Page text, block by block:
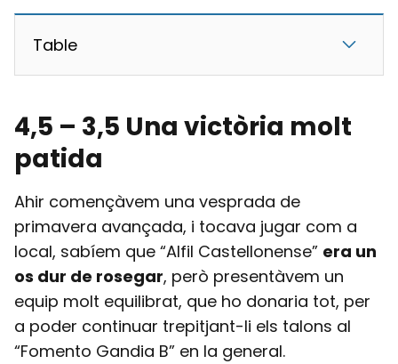
Table
4,5 – 3,5 Una victòria molt
patida
Ahir començàvem una vesprada de
primavera avançada, i tocava jugar com a
local, sabíem que “Alfil Castellonense” era un
os dur de rosegar, però presentàvem un
equip molt equilibrat, que ho donaria tot, per
a poder continuar trepitjant-li els talons al
“Fomento Gandia B” en la general.